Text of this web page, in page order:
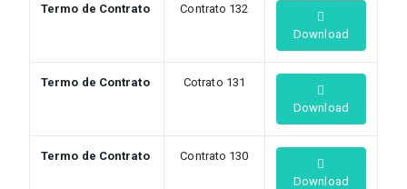
Termo de Contrato
Contrato 132
Download
Termo de Contrato
Cotrato 131
Download
Termo de Contrato
Contrato 130
Download